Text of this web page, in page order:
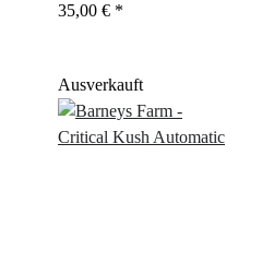
35,00 € *
Ausverkauft